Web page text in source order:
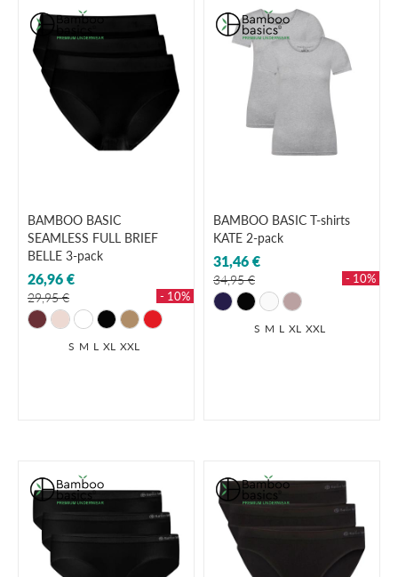
BAMBOO BASIC
SEAMLESS FULL BRIEF
BELLE 3-pack
26,96 €
29,95 € - 10%
S M L XL XXL
BAMBOO BASIC T-shirts
KATE 2-pack
31,46 €
34,95 € - 10%
S M L XL XXL